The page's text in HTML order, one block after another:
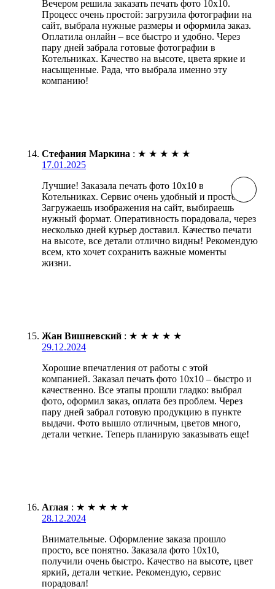
Вечером решила заказать печать фото 10х10.
Процесс очень простой: загрузила фотографии на
сайт, выбрала нужные размеры и оформила заказ.
Оплатила онлайн – все быстро и удобно. Через
пару дней забрала готовые фотографии в
Котельниках. Качество на высоте, цвета яркие и
насыщенные. Рада, что выбрала именно эту
компанию!
Стефания Маркина : ★ ★ ★ ★ ★
17.01.2025
Лучшие! Заказала печать фото 10х10 в
Котельниках. Сервис очень удобный и простой.
Загружаешь изображения на сайт, выбираешь
нужный формат. Оперативность порадовала, через
несколько дней курьер доставил. Качество печати
на высоте, все детали отлично видны! Рекомендую
всем, кто хочет сохранить важные моменты
жизни.
Жан Вишневский : ★ ★ ★ ★ ★
29.12.2024
Хорошие впечатления от работы с этой
компанией. Заказал печать фото 10х10 – быстро и
качественно. Все этапы прошли гладко: выбрал
фото, оформил заказ, оплата без проблем. Через
пару дней забрал готовую продукцию в пункте
выдачи. Фото вышло отличным, цветов много,
детали четкие. Теперь планирую заказывать еще!
Аглая : ★ ★ ★ ★ ★
28.12.2024
Внимательные. Оформление заказа прошло
просто, все понятно. Заказала фото 10х10,
получили очень быстро. Качество на высоте, цвет
яркий, детали четкие. Рекомендую, сервис
порадовал!